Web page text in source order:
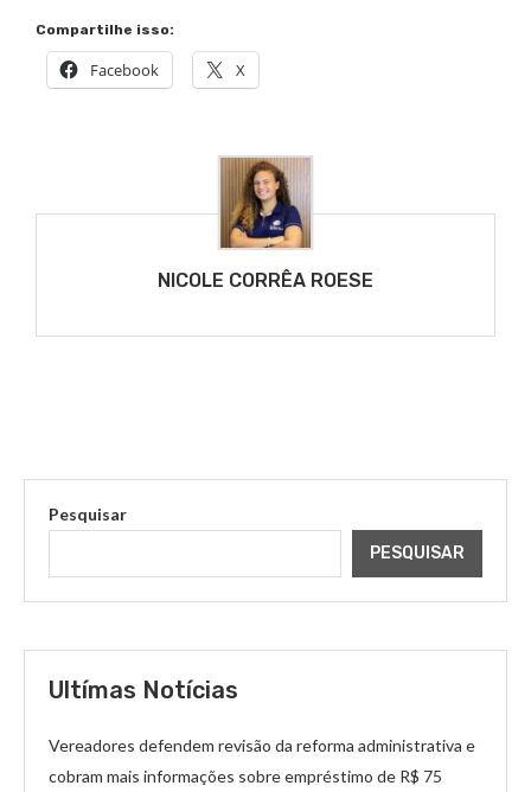
Compartilhe isso:
Facebook X
NICOLE CORRÊA ROESE
Pesquisar
PESQUISAR
Ultímas Notícias
Vereadores defendem revisão da reforma administrativa e
cobram mais informações sobre empréstimo de R$ 75